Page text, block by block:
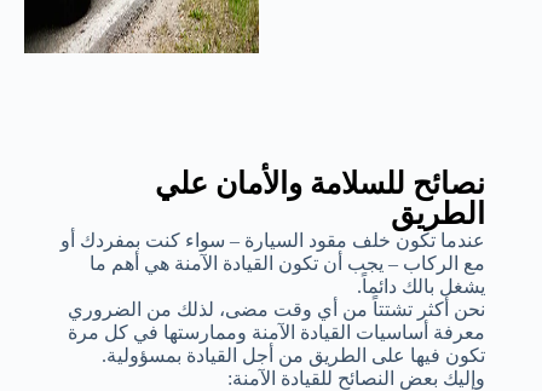
نصائح للسلامة والأمان علي
الطريق
عندما تكون خلف مقود السيارة – سواء كنت بمفردك أو
مع الركاب – يجب أن تكون القيادة الآمنة هي أهم ما
يشغل بالك دائماً.
نحن أكثر تشتتاً من أي وقت مضى، لذلك من الضروري
معرفة أساسيات القيادة الآمنة وممارستها في كل مرة
تكون فيها على الطريق من أجل القيادة بمسؤولية.
وإليك بعض النصائح للقيادة الآمنة: